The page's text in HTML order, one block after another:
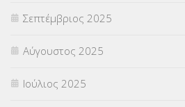
ΦΥΣΙΚΗ ΑΓΩΓΗ(692)
Χωρίς κατηγορία
Σεπτέμβριος 2025
Αύγουστος 2025
Ιούλιος 2025